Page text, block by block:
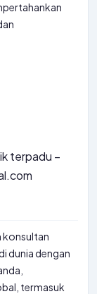
terpadu –
konsultan
dunia dengan
termasuk